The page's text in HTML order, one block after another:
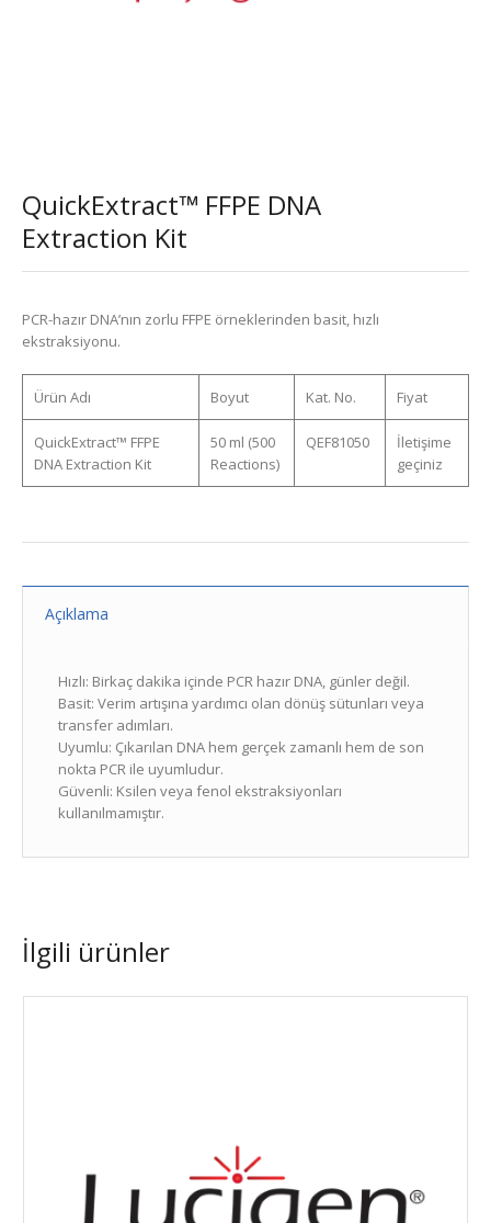
QuickExtract™ FFPE DNA
Extraction Kit
PCR-hazır DNA’nın zorlu FFPE örneklerinden basit, hızlı
ekstraksiyonu.
Ürün Adı Boyut Kat. No. Fiyat
QuickExtract™ FFPE
DNA Extraction Kit
50 ml (500
Reactions)
QEF81050
İletişime
geçiniz
Açıklama
Hızlı: Birkaç dakika içinde PCR hazır DNA, günler değil.
Basit: Verim artışına yardımcı olan dönüş sütunları veya
transfer adımları.
Uyumlu: Çıkarılan DNA hem gerçek zamanlı hem de son
nokta PCR ile uyumludur.
Güvenli: Ksilen veya fenol ekstraksiyonları
kullanılmamıştır.
İlgili ürünler